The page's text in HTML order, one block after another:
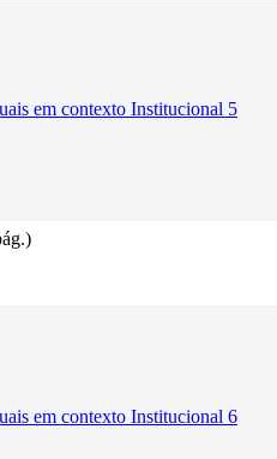
em contexto Institucional 5
em contexto Institucional 6